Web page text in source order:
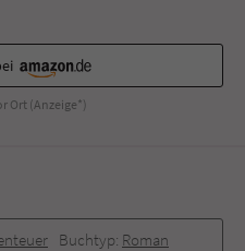
Ort (Anzeige*)
Buchtyp: Roman